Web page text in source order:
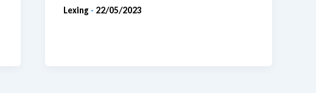
Lexing - 22/05/2023